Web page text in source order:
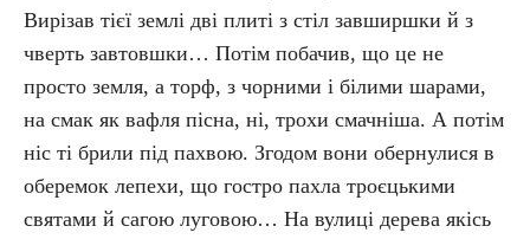
Вирізав тієї землі дві плиті з стіл завширшки й з
чверть завтовшки… Потім побачив, що це не
просто земля, а торф, з чорними і білими шарами,
на смак як вафля пісна, ні, трохи смачніша. А потім
ніс ті брили під пахвою. Згодом вони обернулися в
оберемок лепехи, що гостро пахла троєцькими
святами й сагою луговою… На вулиці дерева якісь